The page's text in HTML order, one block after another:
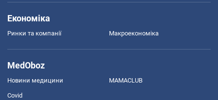
Економіка
Ринки та компанії Макроекономіка
MedOboz
Новини медицини MAMACLUB
Covid